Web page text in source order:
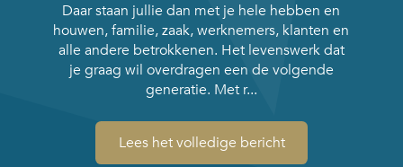
Daar staan jullie dan met je hele hebben en
houwen, familie, zaak, werknemers, klanten en
alle andere betrokkenen. Het levenswerk dat
je graag wil overdragen een de volgende
generatie. Met r...
Lees het volledige bericht